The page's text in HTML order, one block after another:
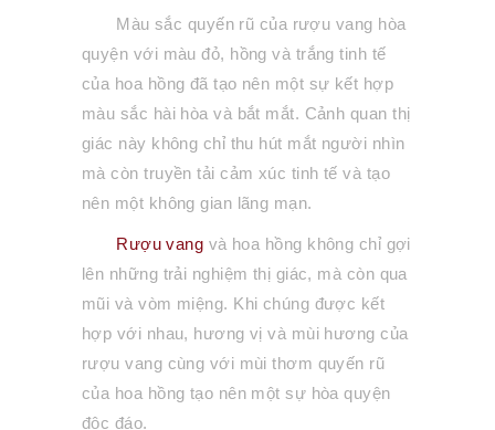
Màu sắc quyến rũ của rượu vang hòa
quyện với màu đỏ, hồng và trắng tinh tế
của hoa hồng đã tạo nên một sự kết hợp
màu sắc hài hòa và bắt mắt. Cảnh quan thị
giác này không chỉ thu hút mắt người nhìn
mà còn truyền tải cảm xúc tinh tế và tạo
nên một không gian lãng mạn.
Rượu vang và hoa hồng không chỉ gợi
lên những trải nghiệm thị giác, mà còn qua
mũi và vòm miệng. Khi chúng được kết
hợp với nhau, hương vị và mùi hương của
rượu vang cùng với mùi thơm quyến rũ
của hoa hồng tạo nên một sự hòa quyện
độc đáo.